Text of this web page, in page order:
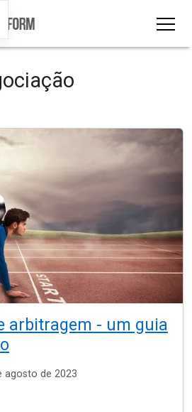
arbitragem - um guia
agosto de 2023